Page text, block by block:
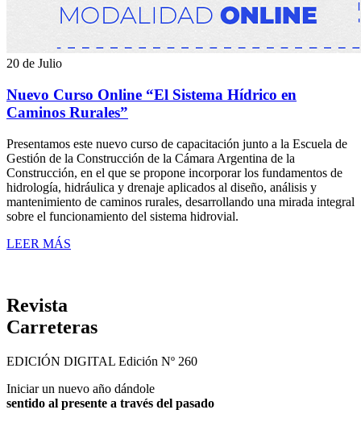
20 de Julio
Nuevo Curso Online “El Sistema Hídrico en
Caminos Rurales”
Presentamos este nuevo curso de capacitación junto a la Escuela de
Gestión de la Construcción de la Cámara Argentina de la
Construcción, en el que se propone incorporar los fundamentos de
hidrología, hidráulica y drenaje aplicados al diseño, análisis y
mantenimiento de caminos rurales, desarrollando una mirada integral
sobre el funcionamiento del sistema hidrovial.
LEER MÁS
Revista
Carreteras
EDICIÓN DIGITAL Edición Nº 260
Iniciar un nuevo año dándole
sentido al presente a través del pasado